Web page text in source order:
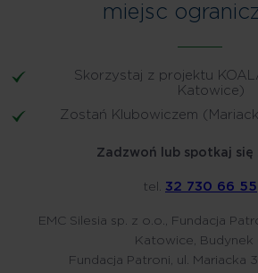
miejsc
Skorzystaj z projektu
Katowice)
Zostań Klubowiczem
Zadzwoń lub spotkaj się
tel. 32 730 66 55
EMC Silesia sp. z o.o., Fundacja
Katowice, Budynek
Fundacja Patroni, ul. Mariacka